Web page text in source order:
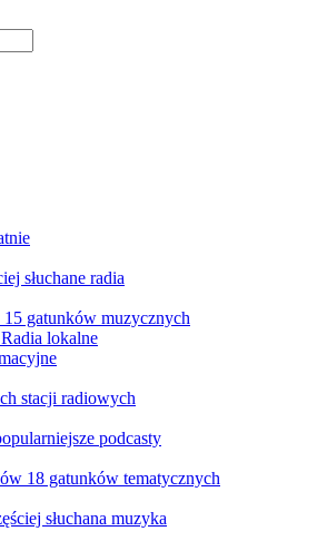
słuchane radia
15 gatunków muzycznych
Radia lokalne
stacji radiowych
podcasty
18 gatunków tematycznych
słuchana muzyka